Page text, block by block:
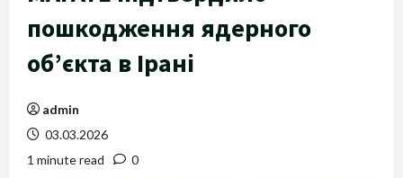
пошкодження ядерного
об’єкта в Ірані
admin
03.03.2026
1 minute read
0